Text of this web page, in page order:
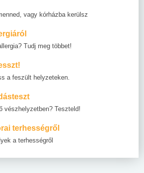
vagy kórházba kerülsz
Tudj meg többet!
a feszült helyzeteken.
vészhelyzetben? Teszteld!
terhességről
a terhességről